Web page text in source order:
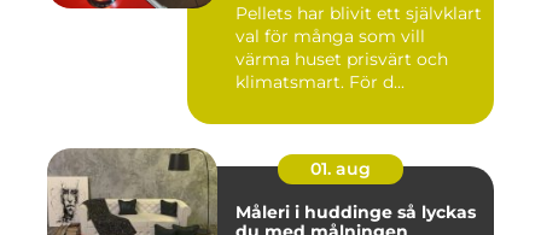
Pellets har blivit ett självklart
val för många som vill
värma huset prisvärt och
klimatsmart. För d...
01. aug
Måleri i huddinge så lyckas